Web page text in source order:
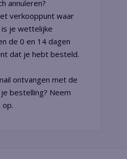
annuleren?
verkooppunt waar
je wettelijke
de 0 en 14 dagen
dat je hebt besteld.
ontvangen met de
bestelling? Neem